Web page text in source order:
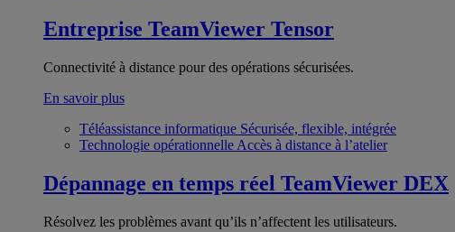
Entreprise TeamViewer Tensor
Connectivité à distance pour des opérations sécurisées.
En savoir plus
Téléassistance informatique Sécurisée, flexible, intégrée
Technologie opérationnelle Accès à distance à l’atelier
Dépannage en temps réel TeamViewer DEX
Résolvez les problèmes avant qu’ils n’affectent les utilisateurs.